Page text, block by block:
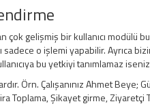
çok gelişmiş bir kullanıcı modülü
o işlemi yapabilir. Ayrıca
bu yetkiyi tanımlamaz
Örn. Çalışanınız Ahmet
Toplama, Şikayet girme,